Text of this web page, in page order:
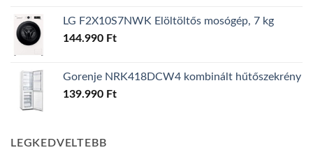
LG F2X10S7NWK Elöltöltős mosógép, 7 kg
144.990 Ft
Gorenje NRK418DCW4 kombinált hűtőszekrény
139.990 Ft
LEGKEDVELTEBB